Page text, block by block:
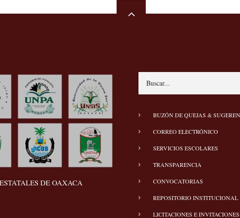
DE OAXACA
MENÚBUZÓN DE QUEJAS &
CORREO ELECTRÓNICO
SERVICIOS ESCOLARES
TRANSPARENCIA
CONVOCATORIAS
REPOSITORIO INSTITUCIONAL
LICITACIONES E INVITACIONES